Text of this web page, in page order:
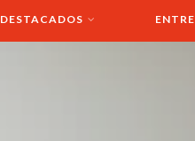
DESTACADOS